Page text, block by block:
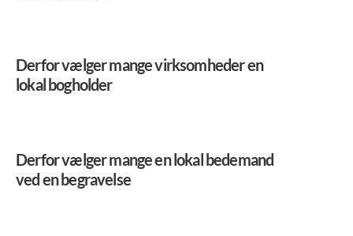
Derfor vælger mange virksomheder en
lokal bogholder
Derfor vælger mange en lokal bedemand
ved en begravelse